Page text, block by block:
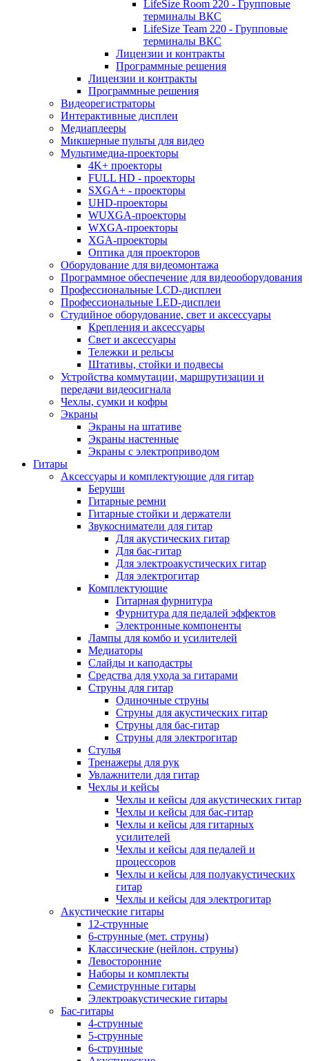
LifeSize Room 220 - Групповые
терминалы ВКС
LifeSize Team 220 - Групповые
терминалы ВКС
Лицензии и контракты
Программные решения
Лицензии и контракты
Программные решения
Видеорегистраторы
Интерактивные дисплеи
Медиаплееры
Микшерные пульты для видео
Мультимедиа-проекторы
4K+ проекторы
FULL HD - проекторы
SXGA+ - проекторы
UHD-проекторы
WUXGA-проекторы
WXGA-проекторы
XGA-проекторы
Оптика для проекторов
Оборудование для видеомонтажа
Программное обеспечение для видеооборудования
Профессиональные LCD-дисплеи
Профессиональные LED-дисплеи
Студийное оборудование, свет и аксессуары
Крепления и аксессуары
Свет и аксессуары
Тележки и рельсы
Штативы, стойки и подвесы
Устройства коммутации, маршрутизации и
передачи видеосигнала
Чехлы, сумки и кофры
Экраны
Экраны на штативе
Экраны настенные
Экраны с электроприводом
Гитары
Аксессуары и комплектующие для гитар
Беруши
Гитарные ремни
Гитарные стойки и держатели
Звукосниматели для гитар
Для акустических гитар
Для бас-гитар
Для электроакустических гитар
Для электрогитар
Комплектующие
Гитарная фурнитура
Фурнитура для педалей эффектов
Электронные компоненты
Лампы для комбо и усилителей
Медиаторы
Слайды и каподастры
Средства для ухода за гитарами
Струны для гитар
Одиночные струны
Струны для акустических гитар
Струны для бас-гитар
Струны для электрогитар
Стулья
Тренажеры для рук
Увлажнители для гитар
Чехлы и кейсы
Чехлы и кейсы для акустических гитар
Чехлы и кейсы для бас-гитар
Чехлы и кейсы для гитарных
усилителей
Чехлы и кейсы для педалей и
процессоров
Чехлы и кейсы для полуакустических
гитар
Чехлы и кейсы для электрогитар
Акустические гитары
12-струнные
6-струнные (мет. струны)
Классические (нейлон. струны)
Левосторонние
Наборы и комплекты
Семиструнные гитары
Электроакустические гитары
Бас-гитары
4-струнные
5-струнные
6-струнные